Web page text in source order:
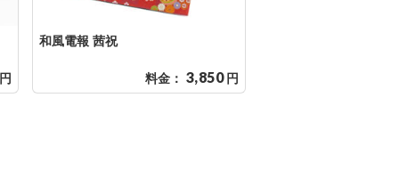
円
和風電報 茜祝
料金： 3,850 円